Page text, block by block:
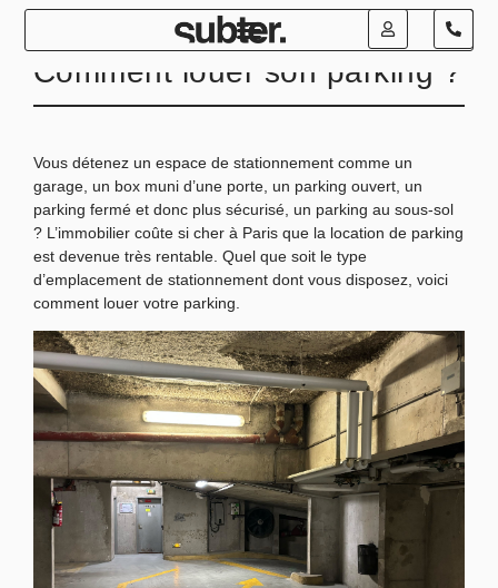
Comment louer son parking ?
Vous détenez un espace de stationnement comme un
garage, un box muni d’une porte, un parking ouvert, un
parking fermé et donc plus sécurisé, un parking au sous-sol
? L’immobilier coûte si cher à Paris que la location de parking
est devenue très rentable. Quel que soit le type
d’emplacement de stationnement dont vous disposez, voici
comment louer votre parking.